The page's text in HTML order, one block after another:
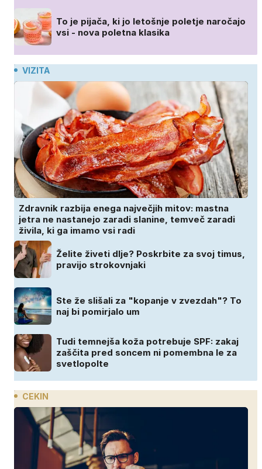
To je pijača, ki jo letošnje poletje naročajo
vsi - nova poletna klasika
VIZITA
Zdravnik razbija enega največjih mitov: mastna
jetra ne nastanejo zaradi slanine, temveč zaradi
živila, ki ga imamo vsi radi
Želite živeti dlje? Poskrbite za svoj timus,
pravijo strokovnjaki
Ste že slišali za "kopanje v zvezdah"? To
naj bi pomirjalo um
Tudi temnejša koža potrebuje SPF: zakaj
zaščita pred soncem ni pomembna le za
svetlopolte
CEKIN